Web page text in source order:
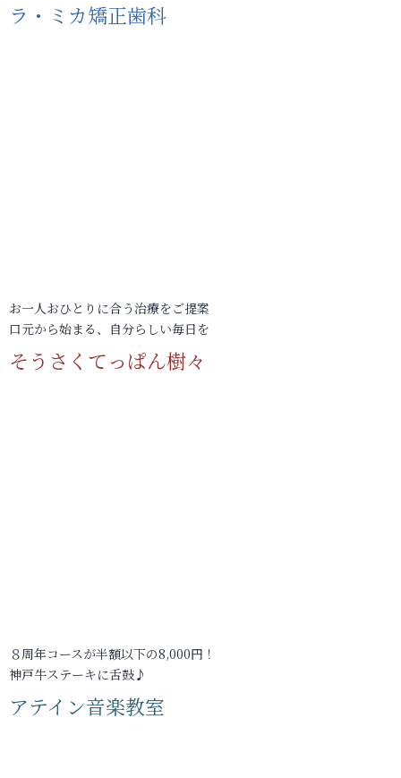
ラ・ミカ矯正歯科
お一人おひとりに合う治療をご提案
口元から始まる、自分らしい毎日を
そうさくてっぱん樹々
８周年コースが半額以下の8,000円！
神戸牛ステーキに舌鼓♪
アテイン音楽教室